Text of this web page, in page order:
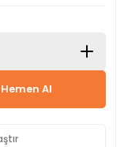
Hemen Al